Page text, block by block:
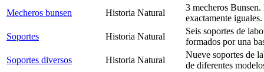
Mecheros bunsen
Historia Natural
3 mecheros
exactamente
Soportes
Historia Natural
Seis soportes de
formados por una
Soportes diversos
Historia Natural
Nueve soportes de
de diferentes